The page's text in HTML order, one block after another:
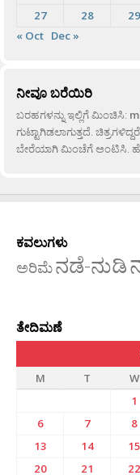
27
28 29
« Oct Dec »
ನೀವೂ ಬರೆಯಿರಿ
ಬರಹಗಳನ್ನು ಇಲ್ಲಿಗೆ ಮಿಂಚಿಸಿ:
ಗುಟ್ಟಾಗಿಡಲಾಗುತ್ತದೆ.
ಬೇರೆಯಾಗಿ ಮಿಂಚೆಗೆ ಅಂಟಿಸಿ.
ಕವಲುಗಳು
ಅರಿಮೆನಡೆ-ನುಡಿ
ತೇದಿಮಣೆ
M
T W
1
6
7 8
13
14 15
20
21 22